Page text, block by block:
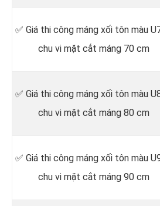
✅ Giá thi công máng xối tôn màu
chu vi mặt cắt máng 70 cm
✅ Giá thi công máng xối tôn màu
chu vi mặt cắt máng 80 cm
✅ Giá thi công máng xối tôn màu
chu vi mặt cắt máng 90 cm